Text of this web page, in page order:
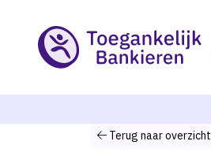
Terug naar overzicht